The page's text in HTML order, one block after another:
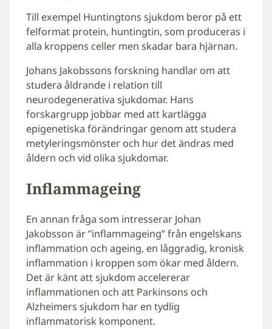
Till exempel Huntingtons sjukdom beror på ett
felformat protein, huntingtin, som produceras i
alla kroppens celler men skadar bara hjärnan.
Johans Jakobssons forskning handlar om att
studera åldrande i relation till
neurodegenerativa sjukdomar. Hans
forskargrupp jobbar med att kartlägga
epigenetiska förändringar genom att studera
metyleringsmönster och hur det ändras med
åldern och vid olika sjukdomar.
Inflammageing
En annan fråga som intresserar Johan
Jakobsson är ”inflammageing” från engelskans
inflammation och ageing, en låggradig, kronisk
inflammation i kroppen som ökar med åldern.
Det är känt att sjukdom accelererar
inflammationen och att Parkinsons och
Alzheimers sjukdom har en tydlig
inflammatorisk komponent.